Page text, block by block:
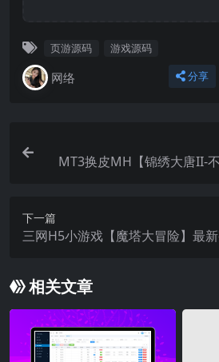
页游源码 游戏源码
网络 分享
MT3换皮MH【锦绣大唐II-
下一篇
三网H5小游戏【魔塔大冒险】最
相关文章